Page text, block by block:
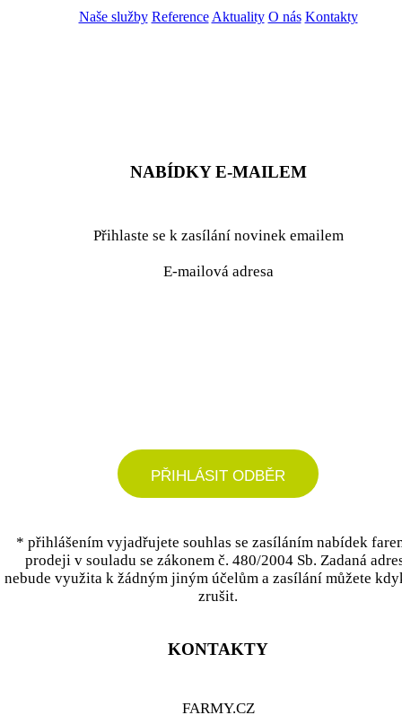
Naše služby Reference Aktuality O nás Kontakty
NABÍDKY E-MAILEM
Přihlaste se k zasílání novinek emailem
E-mailová adresa
PŘIHLÁSIT ODBĚR
* přihlášením vyjadřujete souhlas se zasíláním nabídek
prodeji v souladu se zákonem č. 480/2004 Sb. Zadaná
nebude využita k žádným jiným účelům a zasílání můžete
zrušit.
KONTAKTY
FARMY.CZ